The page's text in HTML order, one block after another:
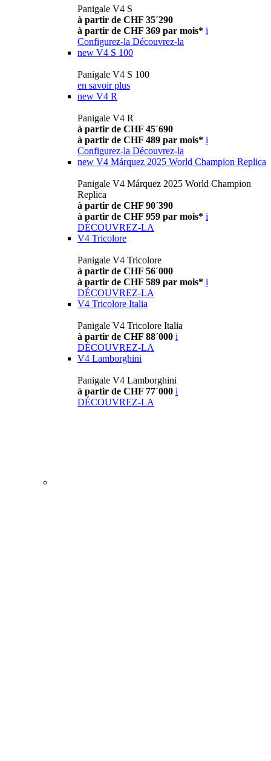
Panigale V4 S
à partir de CHF 35´290
à partir de CHF 369 par mois* i
Configurez-la Découvrez-la
new V4 S 100
Panigale V4 S 100
en savoir plus
new V4 R
Panigale V4 R
à partir de CHF 45´690
à partir de CHF 489 par mois* i
Configurez-la Découvrez-la
new V4 Márquez 2025 World Champion Replica
Panigale V4 Márquez 2025 World Champion
Replica
à partir de CHF 90´390
à partir de CHF 959 par mois* i
DÉCOUVREZ-LA
V4 Tricolore
Panigale V4 Tricolore
à partir de CHF 56´000
à partir de CHF 589 par mois* i
DÉCOUVREZ-LA
V4 Tricolore Italia
Panigale V4 Tricolore Italia
à partir de CHF 88´000 i
DÉCOUVREZ-LA
V4 Lamborghini
Panigale V4 Lamborghini
à partir de CHF 77´000 i
DÉCOUVREZ-LA